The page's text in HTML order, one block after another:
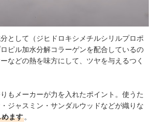
として（ジヒドロキシメチルシリルプロポ
ピル加水分解コラーゲンを配合しているの
などの熱を味方にして、ツヤを与えるつく
もメーカーが力を入れたポイント。使うた
ジャスミン・サンダルウッドなどが織りな
ます 。